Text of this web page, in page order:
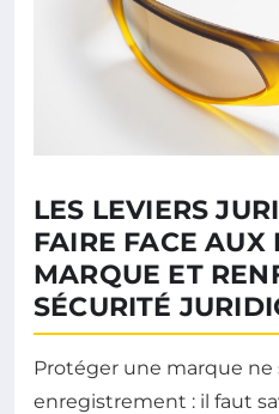
LES LEVIERS
FAIRE FACE AUX
MARQUE ET
SÉCURITÉ
Protéger une marque ne
enregistrement : il faut